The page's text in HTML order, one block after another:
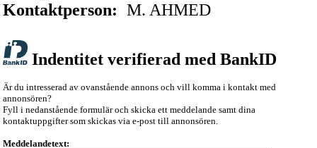
Kontaktperson: M. AHMED
Indentitet verifierad med BankID
Är du intresserad av ovanstående annons och vill komma i kontakt med
annonsören?
Fyll i nedanstående formulär och skicka ett meddelande samt dina
kontaktuppgifter som skickas via e-post till annonsören.
Meddelandetext: